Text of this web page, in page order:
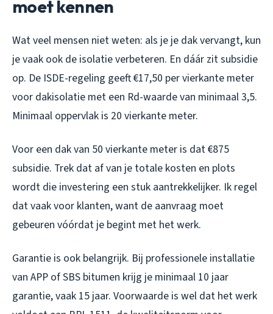
moet kennen
Wat veel mensen niet weten: als je je dak vervangt, kun
je vaak ook de isolatie verbeteren. En dáár zit subsidie
op. De ISDE-regeling geeft €17,50 per vierkante meter
voor dakisolatie met een Rd-waarde van minimaal 3,5.
Minimaal oppervlak is 20 vierkante meter.
Voor een dak van 50 vierkante meter is dat €875
subsidie. Trek dat af van je totale kosten en plots
wordt die investering een stuk aantrekkelijker. Ik regel
dat vaak voor klanten, want de aanvraag moet
gebeuren vóórdat je begint met het werk.
Garantie is ook belangrijk. Bij professionele installatie
van APP of SBS bitumen krijg je minimaal 10 jaar
garantie, vaak 15 jaar. Voorwaarde is wel dat het werk